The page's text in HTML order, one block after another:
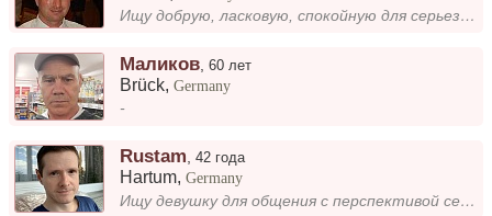
Ищу добрую, ласковую, спокойную для серьезных целей.
Маликов ,60 лет
Brück,Germany
-
Rustam,42 года
Hartum,Germany
Ищу девушку для общения с перспективой серьёзных отношений.